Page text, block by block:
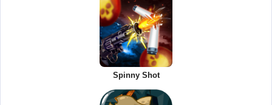
Spinny Shot